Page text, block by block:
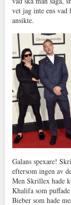
vet jag inte ens vad
ansikte.
Galans spexare!
eftersom ingen av
Men Skrillex hade
Khalifa som
Bieber som hade